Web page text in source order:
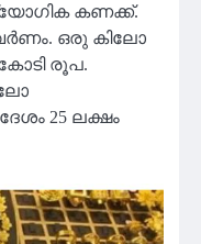
കണക്ക്.
ഒരു കിലോ
രൂപ.
25 ലക്ഷം